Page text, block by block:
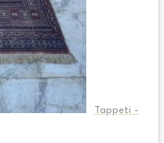
Tappeti -